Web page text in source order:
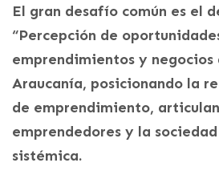
El gran desafío común es el
“Percepción de
emprendimientos y negocios
Araucanía, posicionando la
de emprendimiento,
emprendedores y la
sistémica.